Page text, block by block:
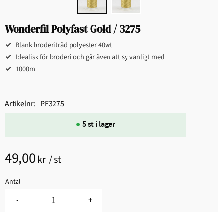
Wonderfil Polyfast Gold / 3275
Blank broderitråd polyester 40wt
Idealisk för broderi och går även att sy vanligt med
1000m
49,00 kr /st
Antal
+
-
5 st i lager
Artikelnr PF3275